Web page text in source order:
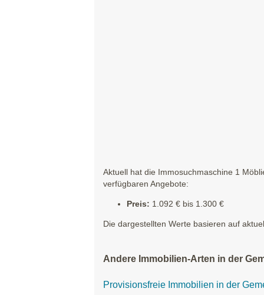
Aktuell hat die Immosuchmaschine 1
verfügbaren Angebote:
Preis: 1.092 € bis 1.300 €
Die dargestellten Werte basieren auf
Andere Immobilien-Arten in der
Provisionsfreie Immobilien in der